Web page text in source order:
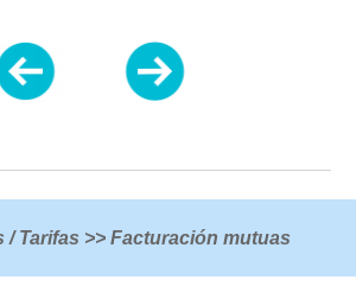
/ Tarifas >> Facturación mutuas